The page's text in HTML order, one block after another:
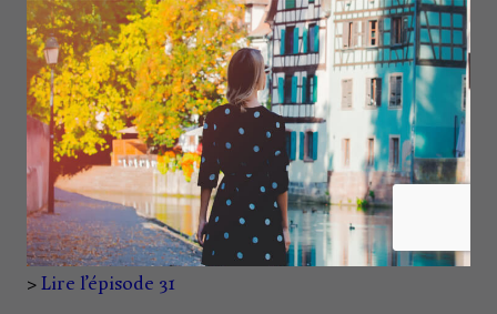
>Lire l’épisode 25
>Lire l’épisode 26
>Lire l’épisode 27
Lire l’épisode 28
Lire l’épisode 29
>Lire l’épisode 30
> Lire l’épisode 31